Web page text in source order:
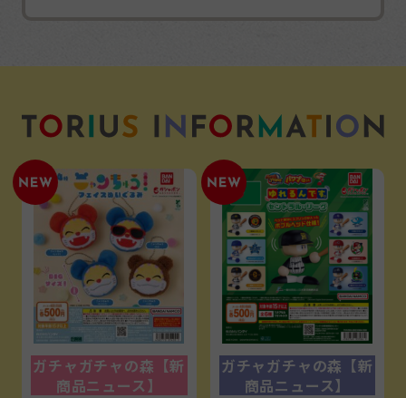
ガチャガチャの森【新
商品ニュース】
ガチャガチャの森【新
商品ニュース】